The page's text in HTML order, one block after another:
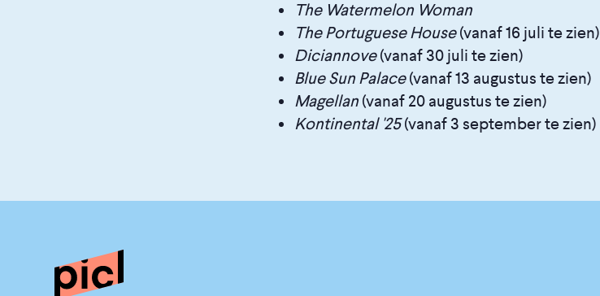
The Watermelon Woman
The Portuguese House(vanaf 16 juli te zien)
Diciannove(vanaf 30 juli te zien)
Blue Sun Palace(vanaf 13 augustus te zien)
Magellan (vanaf 20 augustus te zien)
Kontinental '25(vanaf 3 september te zien)